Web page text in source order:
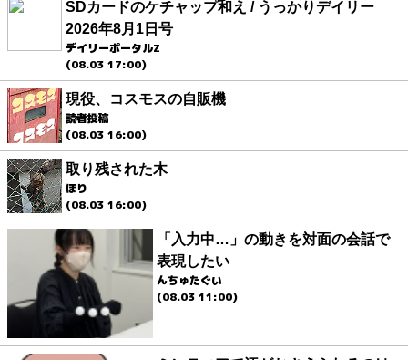
SDカードのケチャップ和え / うっかりデイリー
2026年8月1日号
デイリーポータルZ
(08.03 17:00)
現役、コスモスの自販機
読者投稿
(08.03 16:00)
取り残された木
ほり
(08.03 16:00)
「入力中…」の動きを対面の会話で
表現したい
んちゅたぐい
(08.03 11:00)